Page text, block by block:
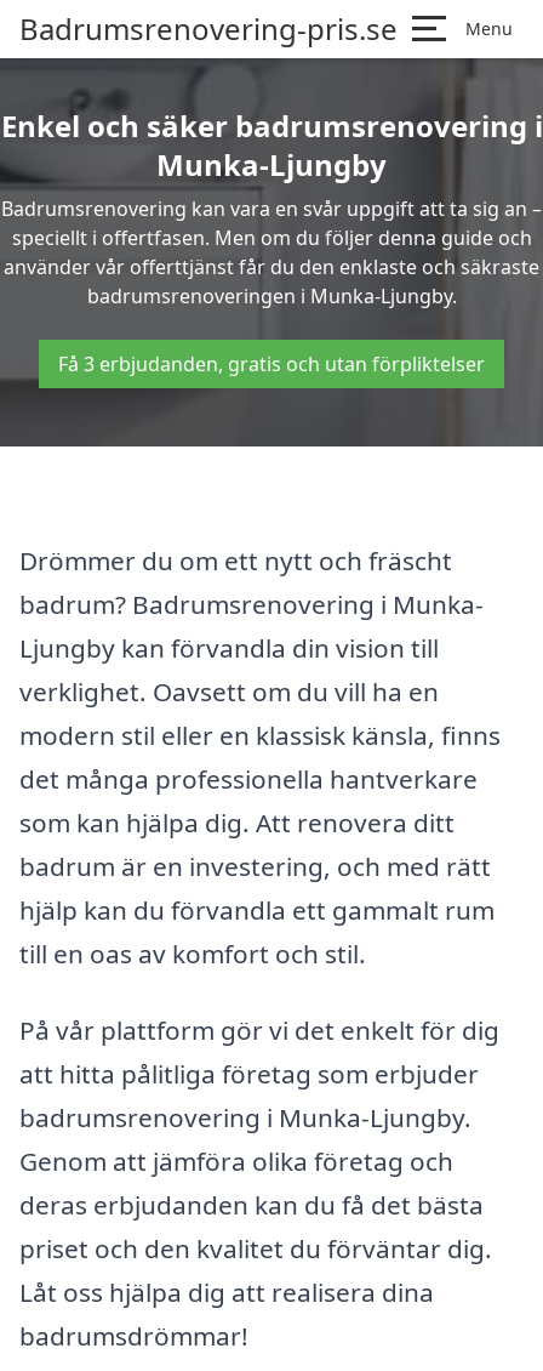
Badrumsrenovering-pris.se Menu
Enkel och säker badrumsrenovering i
Munka-Ljungby
Badrumsrenovering kan vara en svår uppgift att ta sig an –
speciellt i offertfasen. Men om du följer denna guide och
använder vår offerttjänst får du den enklaste och säkraste
badrumsrenoveringen i Munka-Ljungby.
Få 3 erbjudanden, gratis och utan förpliktelser
Drömmer du om ett nytt och fräscht
badrum? Badrumsrenovering i Munka-
Ljungby kan förvandla din vision till
verklighet. Oavsett om du vill ha en
modern stil eller en klassisk känsla, finns
det många professionella hantverkare
som kan hjälpa dig. Att renovera ditt
badrum är en investering, och med rätt
hjälp kan du förvandla ett gammalt rum
till en oas av komfort och stil.
På vår plattform gör vi det enkelt för dig
att hitta pålitliga företag som erbjuder
badrumsrenovering i Munka-Ljungby.
Genom att jämföra olika företag och
deras erbjudanden kan du få det bästa
priset och den kvalitet du förväntar dig.
Låt oss hjälpa dig att realisera dina
badrumsdrömmar!